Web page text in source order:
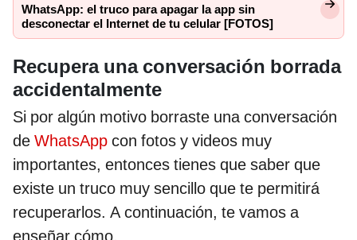
WhatsApp: el truco para apagar la app sin
desconectar el Internet de tu celular [FOTOS]
Recupera una conversación borrada
accidentalmente
Si por algún motivo borraste una conversación
de WhatsApp con fotos y videos muy
importantes, entonces tienes que saber que
existe un truco muy sencillo que te permitirá
recuperarlos. A continuación, te vamos a
enseñar cómo.